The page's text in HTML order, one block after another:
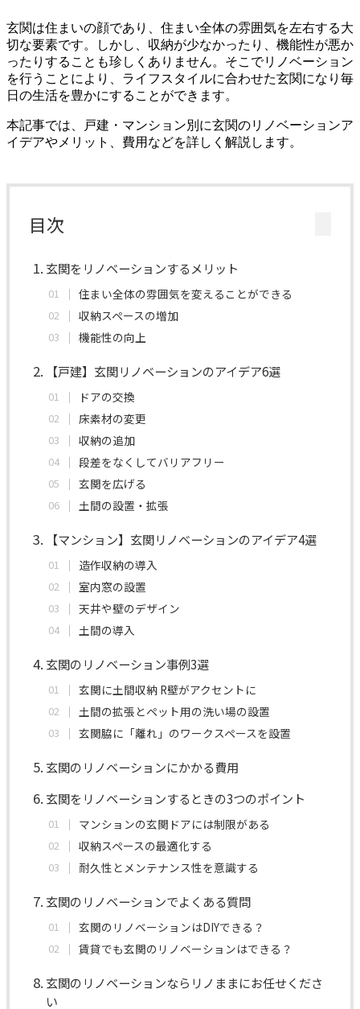
玄関は住まいの顔であり、住まい全体の雰囲気を左右する大
切な要素です。しかし、収納が少なかったり、機能性が悪か
ったりすることも珍しくありません。そこでリノベーション
を行うことにより、ライフスタイルに合わせた玄関になり毎
日の生活を豊かにすることができます。
本記事では、戸建・マンション別に玄関のリノベーションア
イデアやメリット、費用などを詳しく解説します。
目次
玄関をリノベーションするメリット
住まい全体の雰囲気を変えることができる
収納スペースの増加
機能性の向上
【戸建】玄関リノベーションのアイデア6選
ドアの交換
床素材の変更
収納の追加
段差をなくしてバリアフリー
玄関を広げる
土間の設置・拡張
【マンション】玄関リノベーションのアイデア4選
造作収納の導入
室内窓の設置
天井や壁のデザイン
土間の導入
玄関のリノベーション事例3選
玄関に土間収納 R壁がアクセントに
土間の拡張とペット用の洗い場の設置
玄関脇に「離れ」のワークスペースを設置
玄関のリノベーションにかかる費用
玄関をリノベーションするときの3つのポイント
マンションの玄関ドアには制限がある
収納スペースの最適化する
耐久性とメンテナンス性を意識する
玄関のリノベーションでよくある質問
玄関のリノベーションはDIYできる？
賃貸でも玄関のリノベーションはできる？
玄関のリノベーションならリノままにお任せくださ
い